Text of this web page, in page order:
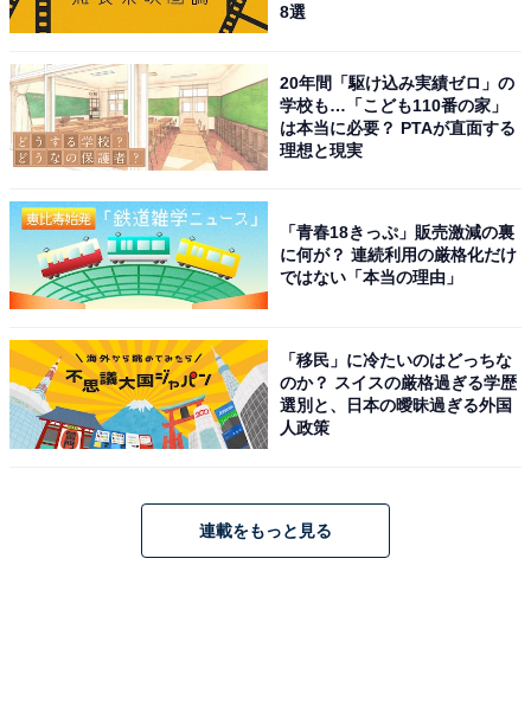
日本百名湯で行ってみたい「北東北の温泉」ラ
ンキング！ 2位「花巻温泉郷」、1位は？
8選
20年間「駆け込み実績ゼロ」の
学校も…「こども110番の家」
は本当に必要？ PTAが直面する
理想と現実
「青春18きっぷ」販売激減の裏
に何が？ 連続利用の厳格化だけ
ではない「本当の理由」
「移民」に冷たいのはどっちな
のか？ スイスの厳格過ぎる学歴
選別と、日本の曖昧過ぎる外国
人政策
連載をもっと見る